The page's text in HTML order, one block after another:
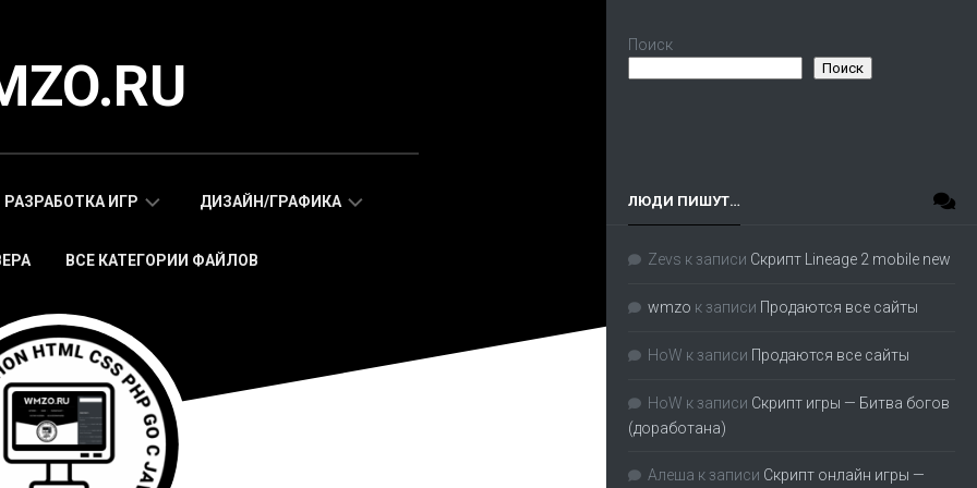
РАЗРАБОТКА ИГР
МОБИЛЬНЫХ
ИГР
HTML5
ИГРЫ
СКРИПТЫ
WEB
ДИЗАЙН/ГРАФИКА
HTML5
ВСЕ КАТЕГОРИИ ФАЙЛОВ
Поиск
Поиск
ЛЮДИ ПИШУТ…
Zevs к записи Скрипт Lineage 2 mobile new
wmzo к записи Продаются все сайты
HoW к записи Продаются все сайты
HoW к записи Скрипт игры — Битва богов
(доработана)
Алеша к записи Скрипт онлайн игры —